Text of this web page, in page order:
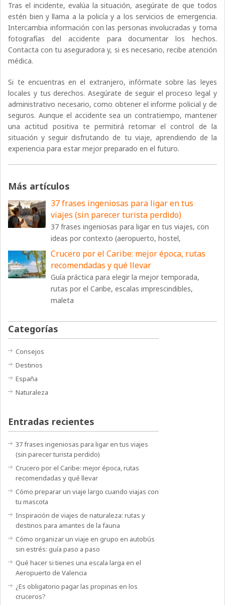
Tras el incidente, evalúa la situación, asegúrate de que todos
estén bien y llama a la policía y a los servicios de emergencia.
Intercambia información con las personas involucradas y toma
fotografías del accidente para documentar los hechos.
Contacta con tu aseguradora y, si es necesario, recibe atención
médica.
Si te encuentras en el extranjero, infórmate sobre las leyes
locales y tus derechos. Asegúrate de seguir el proceso legal y
administrativo necesario, como obtener el informe policial y de
seguros. Aunque el accidente sea un contratiempo, mantener
una actitud positiva te permitirá retomar el control de la
situación y seguir disfrutando de tu viaje, aprendiendo de la
experiencia para estar mejor preparado en el futuro.
Más artículos
37 frases ingeniosas para ligar en tus
viajes (sin parecer turista perdido)
37 frases ingeniosas para ligar en tus viajes, con
ideas por contexto (aeropuerto, hostel,
Crucero por el Caribe: mejor época, rutas
recomendadas y qué llevar
Guía práctica para elegir la mejor temporada,
rutas por el Caribe, escalas imprescindibles,
maleta
Categorías
Consejos
Destinos
España
Naturaleza
Entradas recientes
37 frases ingeniosas para ligar en tus viajes
(sin parecer turista perdido)
Crucero por el Caribe: mejor época, rutas
recomendadas y qué llevar
Cómo preparar un viaje largo cuando viajas con
tu mascota
Inspiración de viajes de naturaleza: rutas y
destinos para amantes de la fauna
Cómo organizar un viaje en grupo en autobús
sin estrés: guía paso a paso
Qué hacer si tienes una escala larga en el
Aeropuerto de Valencia
¿Es obligatorio pagar las propinas en los
cruceros?